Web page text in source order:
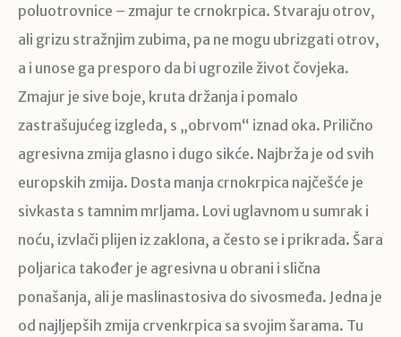
poluotrovnice – zmajur te crnokrpica. Stvaraju otrov,
ali grizu stražnjim zubima, pa ne mogu ubrizgati otrov,
a i unose ga presporo da bi ugrozile život čovjeka.
Zmajur je sive boje, kruta držanja i pomalo
zastrašujućeg izgleda, s „obrvom“ iznad oka. Prilično
agresivna zmija glasno i dugo sikće. Najbrža je od svih
europskih zmija. Dosta manja crnokrpica najčešće je
sivkasta s tamnim mrljama. Lovi uglavnom u sumrak i
noću, izvlači plijen iz zaklona, a često se i prikrada. Šara
poljarica također je agresivna u obrani i slična
ponašanja, ali je maslinastosiva do sivosmeđa. Jedna je
od najljepših zmija crvenkrpica sa svojim šarama. Tu